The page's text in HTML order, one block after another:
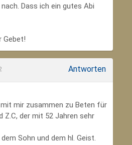
Dass ich ein gutes Abi
Gebet!
Antworten
mir zusammen zu Beten für
Z.C, der mit 52 Jahren sehr
Sohn und dem hl. Geist.